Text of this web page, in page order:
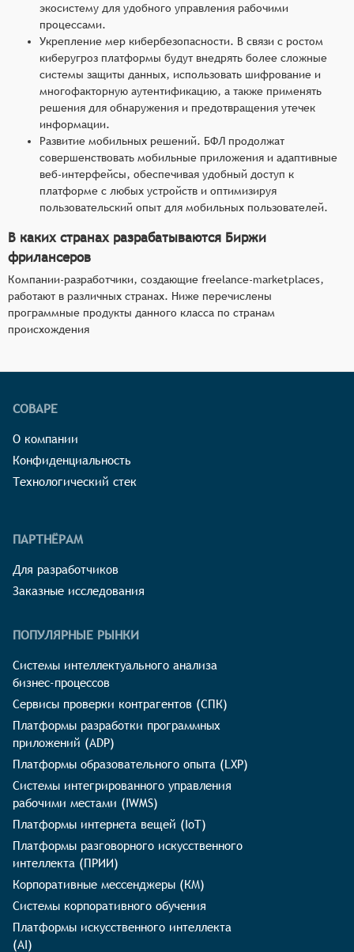
экосистему для удобного управления рабочими
процессами.
Укрепление мер кибербезопасности. В связи с ростом
киберугроз платформы будут внедрять более сложные
системы защиты данных, использовать шифрование и
многофакторную аутентификацию, а также применять
решения для обнаружения и предотвращения утечек
информации.
Развитие мобильных решений. БФЛ продолжат
совершенствовать мобильные приложения и адаптивные
веб-интерфейсы, обеспечивая удобный доступ к
платформе с любых устройств и оптимизируя
пользовательский опыт для мобильных пользователей.
В каких странах разрабатываются Биржи
фрилансеров
Компании-разработчики, создающие freelance-marketplaces,
работают в различных странах. Ниже перечислены
программные продукты данного класса по странам
происхождения
СОВАРЕ
О компании
Конфиденциальность
Технологический стек
ПАРТНЁРАМ
Для разработчиков
Заказные исследования
ПОПУЛЯРНЫЕ РЫНКИ
Системы интеллектуального анализа
бизнес-процессов
Сервисы проверки контрагентов (СПК)
Платформы разработки программных
приложений (ADP)
Платформы образовательного опыта (LXP)
Системы интегрированного управления
рабочими местами (IWMS)
Платформы интернета вещей (IoT)
Платформы разговорного искусственного
интеллекта (ПРИИ)
Корпоративные мессенджеры (КМ)
Системы корпоративного обучения
Платформы искусственного интеллекта
(AI)